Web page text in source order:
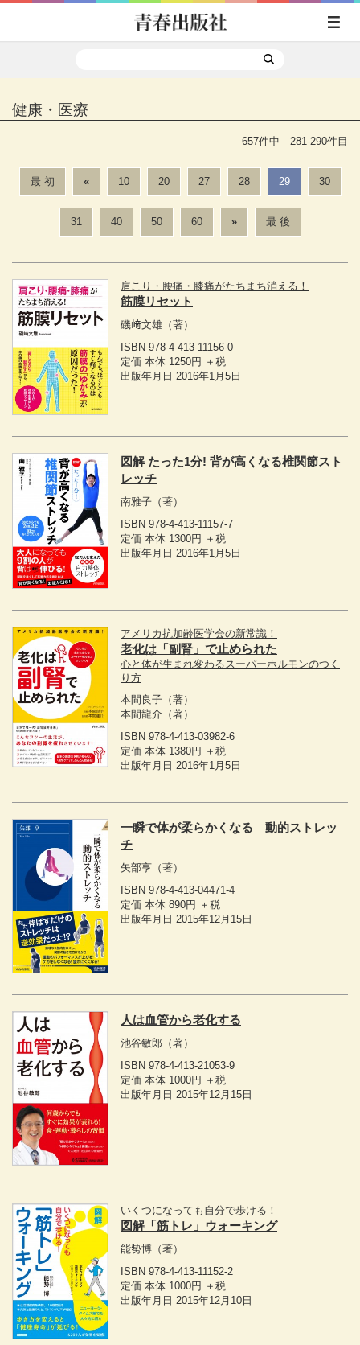
健康・医療
657件中 281-290件目
最 初 « 10 20 27 28 29 30
31 40 50 60 » 最 後
肩こり・腰痛・膝痛がたちまち消える！
筋膜リセット
磯﨑文雄 （著）
ISBN 978-4-413-11156-0
定価 本体 1250円 ＋税
出版年月日 2016年1月5日
図解 たった1分! 背が高くなる椎関節スト
レッチ
南雅子 （著）
ISBN 978-4-413-11157-7
定価 本体 1300円 ＋税
出版年月日 2016年1月5日
アメリカ抗加齢医学会の新常識！
老化は「副腎」で止められた
心と体が生まれ変わるスーパーホルモンのつく
り方
本間良子 （著）
本間龍介 （著）
ISBN 978-4-413-03982-6
定価 本体 1380円 ＋税
出版年月日 2016年1月5日
一瞬で体が柔らかくなる 動的ストレッ
チ
矢部亨 （著）
ISBN 978-4-413-04471-4
定価 本体 890円 ＋税
出版年月日 2015年12月15日
人は血管から老化する
池谷敏郎 （著）
ISBN 978-4-413-21053-9
定価 本体 1000円 ＋税
出版年月日 2015年12月15日
いくつになっても自分で歩ける！
図解「筋トレ」ウォーキング
能㔟博 （著）
ISBN 978-4-413-11152-2
定価 本体 1000円 ＋税
出版年月日 2015年12月10日